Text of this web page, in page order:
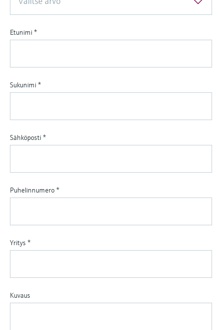
Etunimi *
Sukunimi *
Sähköposti *
Puhelinnumero *
Yritys *
Kuvaus